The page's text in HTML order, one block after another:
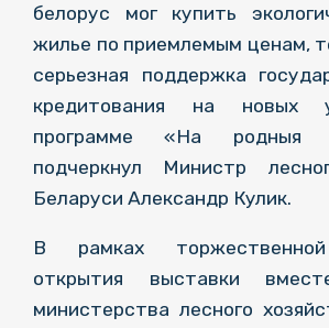
белорус мог купить
жилье по приемлемым ценам,
серьезная поддержка
кредитования на новых
программе «На родныя
подчеркнул Министр
Беларуси Александр Кулик.
В рамках
открытия выставки
министерства лесного